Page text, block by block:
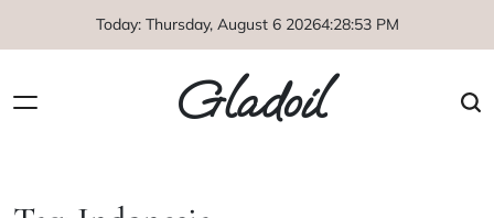
Today: Thursday, August 6 20264:28:55 PM
Gladoil